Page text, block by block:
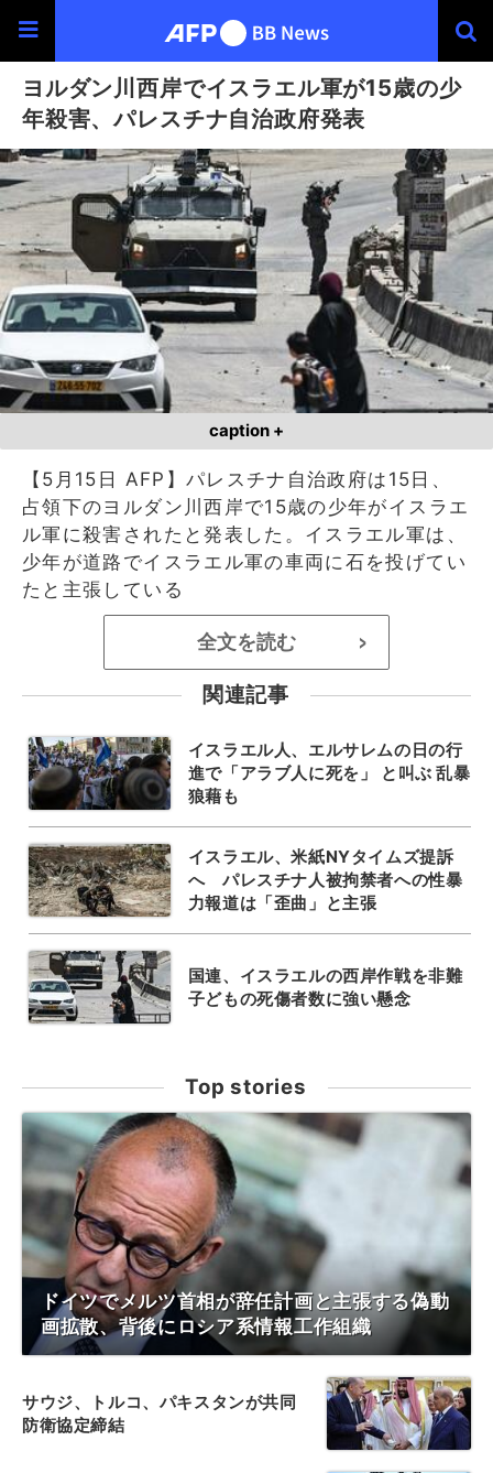
ヨルダン川西岸でイスラエル軍が15歳の少
年殺害、パレスチナ自治政府発表
caption +
【5月15日 AFP】パレスチナ自治政府は15日、
占領下のヨルダン川西岸で15歳の少年がイスラエ
ル軍に殺害されたと発表した。イスラエル軍は、
少年が道路でイスラエル軍の車両に石を投げてい
たと主張している
全文を読む >
関連記事
イスラエル人、エルサレムの日の行
進で「アラブ人に死を」 と叫ぶ 乱暴
狼藉も
イスラエル、米紙NYタイムズ提訴
へ パレスチナ人被拘禁者への性暴
力報道は「歪曲」と主張
国連、イスラエルの西岸作戦を非難
子どもの死傷者数に強い懸念
Top stories
ドイツでメルツ首相が辞任計画と主張する偽動
画拡散、背後にロシア系情報工作組織
サウジ、トルコ、パキスタンが共同
防衛協定締結